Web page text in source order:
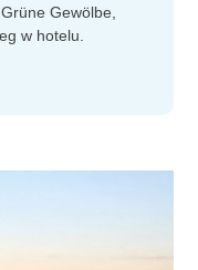
Gewölbe,
w hotelu.